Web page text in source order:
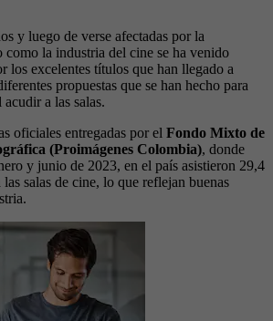
y luego de verse afectadas por la
como la industria del cine se ha venido
los excelentes títulos que han llegado a
propuestas que se han hecho para
a las salas.
oficiales entregadas por el Fondo Mixto de
(Proimágenes Colombia), donde
y junio de 2023, en el país asistieron 29,4
salas de cine, lo que reflejan buenas